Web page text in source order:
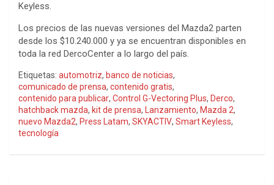
Keyless.
Los precios de las nuevas versiones del Mazda2 parten
desde los $10.240.000 y ya se encuentran disponibles en
toda la red DercoCenter a lo largo del país.
Etiquetas: automotriz, banco de noticias,
comunicado de prensa, contenido gratis,
contenido para publicar, Control G-Vectoring Plus, Derco,
hatchback mazda, kit de prensa, Lanzamiento, Mazda 2,
nuevo Mazda2, Press Latam, SKYACTIV, Smart Keyless,
tecnología